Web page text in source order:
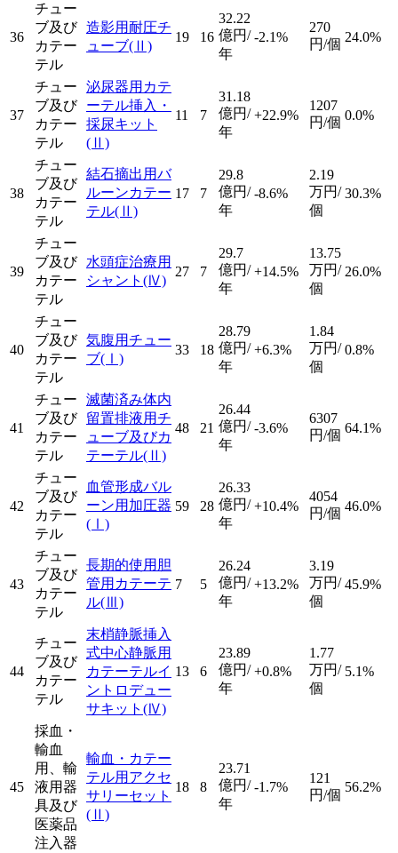
36
チュー
ブ及び
カテー
テル
造影用耐圧チ
ューブ(Ⅱ)
19 16
32.22
億円/
年
-2.1%
270
円/個 24.0%
37
チュー
ブ及び
カテー
テル
泌尿器用カテ
ーテル挿入・
採尿キット
(Ⅱ)
11 7
31.18
億円/
年
+22.9%
1207
円/個 0.0%
38
チュー
ブ及び
カテー
テル
結石摘出用バ
ルーンカテー
テル(Ⅱ)
17 7
29.8
億円/
年
-8.6%
2.19
万円/
個
30.3%
39
チュー
ブ及び
カテー
テル
水頭症治療用
シャント (Ⅳ)
27 7
29.7
億円/
年
+14.5%
13.75
万円/
個
26.0%
40
チュー
ブ及び
カテー
テル
気腹用チュー
ブ(Ⅰ)
33 18
28.79
億円/
年
+6.3%
1.84
万円/
個
0.8%
41
チュー
ブ及び
カテー
テル
滅菌済み体内
留置排液用チ
ューブ及びカ
テーテル(Ⅱ)
48 21
26.44
億円/
年
-3.6%
6307
円/個 64.1%
42
チュー
ブ及び
カテー
テル
血管形成バル
ーン用加圧器
(Ⅰ)
59 28
26.33
億円/
年
+10.4%
4054
円/個 46.0%
43
チュー
ブ及び
カテー
テル
長期的使用胆
管用カテーテ
ル(Ⅲ)
7 5
26.24
億円/
年
+13.2%
3.19
万円/
個
45.9%
44
チュー
ブ及び
カテー
テル
末梢静脈挿入
式中心静脈用
カテーテルイ
ントロデュー
サキット (Ⅳ)
13 6
23.89
億円/
年
+0.8%
1.77
万円/
個
5.1%
45
採血・
輸血
用、輸
液用器
具及び
医薬品
注入器
輸血・カテー
テル用アクセ
サリーセット
(Ⅱ)
18 8
23.71
億円/
年
-1.7%
121
円/個
56.2%